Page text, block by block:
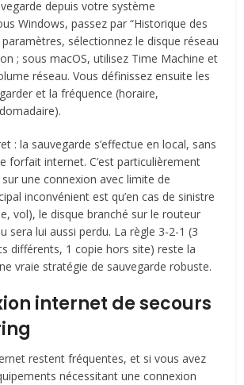
depuis votre système
Windows, passez par “Historique des
paramètres, sélectionnez le disque réseau
; sous macOS, utilisez Time Machine et
réseau. Vous définissez ensuite les
et la fréquence (horaire,
: la sauvegarde s’effectue en local, sans
forfait internet. C’est particulièrement
une connexion avec limite de
inconvénient est qu’en cas de sinistre
vol), le disque branché sur le routeur
sera lui aussi perdu. La règle 3-2-1 (3
différents, 1 copie hors site) reste la
vraie stratégie de sauvegarde robuste.
internet de secours
restent fréquentes, et si vous avez
nécessitant une connexion